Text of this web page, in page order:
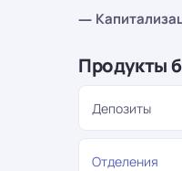
—
Продукты
Депозиты
Отделения